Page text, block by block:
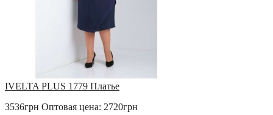
IVELTA PLUS 1779 Платье
3536грн Оптовая цена: 2720грн